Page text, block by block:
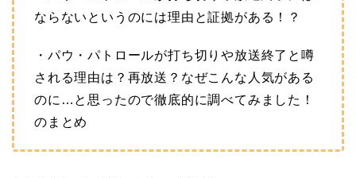
ならないというのには理由と証拠がある！？
・パウ・パトロールが打ち切りや放送終了と噂
される理由は？再放送？なぜこんな人気がある
のに…と思ったので徹底的に調べてみました！
のまとめ